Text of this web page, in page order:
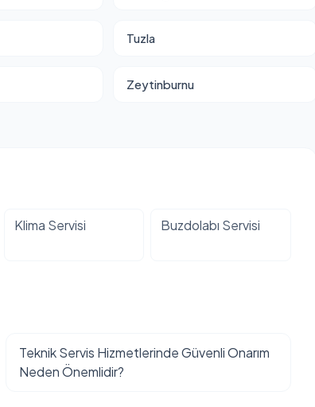
Tuzla
Zeytinburnu
Klima Servisi Buzdolabı Servisi
Teknik Servis Hizmetlerinde Güvenli Onarım
Neden Önemlidir?